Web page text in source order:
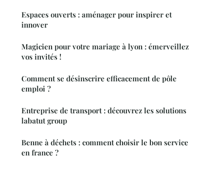
Espaces ouverts : aménager pour inspirer et
innover
Magicien pour votre mariage à lyon : émerveillez
vos invités !
Comment se désinscrire efficacement de pôle
emploi ?
Entreprise de transport : découvrez les solutions
labatut group
Benne à déchets : comment choisir le bon service
en france ?